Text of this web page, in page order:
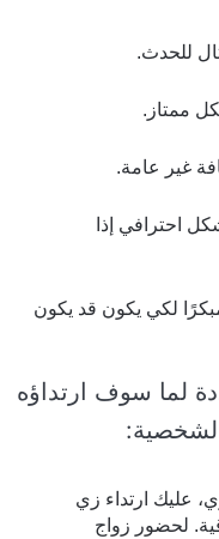
للحدث.
ممتاز.
غير عامة.
احترافي إذا
لكي يكون قد يكون
لما سوف ارتداؤه
عليك ارتداء زي
لحضور زواج